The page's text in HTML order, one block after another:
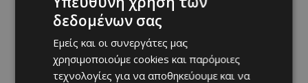
δεδομένων σας
Εμείς και οι συνεργάτες μας
χρησιμοποιούμε cookies και παρόμοιες
τεχνολογίες για να αποθηκεύουμε και να